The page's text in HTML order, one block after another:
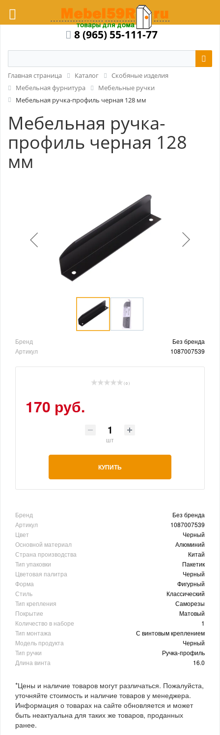
8 (965) 55-111-77
Главная страница Каталог
Скобяные изделия
Мебельная фурнитура
Мебельные ручки
Мебельная ручка-профиль черная 128 мм
Мебельная ручка-
профиль черная 128
мм
Бренд
Без бренда
Артикул
1087007539
( 0 )
170 руб.
шт
КУПИТЬ
Бренд
Без бренда
Артикул
1087007539
Цвет
Черный
Основной материал
Алюминий
Страна производства
Китай
Тип упаковки
Пакетик
Цветовая палитра
Черный
Форма
Фигурный
Стиль
Классический
Тип крепления
Саморезы
Покрытие
Матовый
Количество в наборе
1
Тип монтажа
С винтовым креплением
Модель продукта
Черный
Тип ручки
Ручка-профиль
Длина винта
16.0
*Цены и наличие товаров могут различаться. Пожалуйста,
уточняйте стоимость и наличие товаров у менеджера.
Информация о товарах на сайте обновляется и может
быть неактуальна для таких же товаров, проданных
ранее.